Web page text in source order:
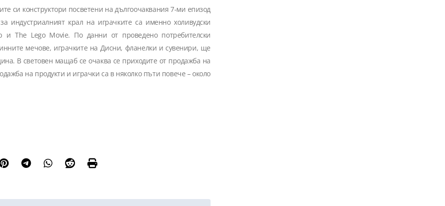
си конструктори посветени на дългоочаквания 7-ми епизод
индустриалният крал на играчките са именно холивудски
The Lego Movie. По данни от проведено потребителски
мечове, играчките на Дисни, фланелки и сувенири, ще
В световен мащаб се очаква се приходите от продажба на
на продукти и играчки са в няколко пъти повече – около